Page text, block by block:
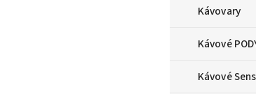
Kávovary
Kávové
Kávové